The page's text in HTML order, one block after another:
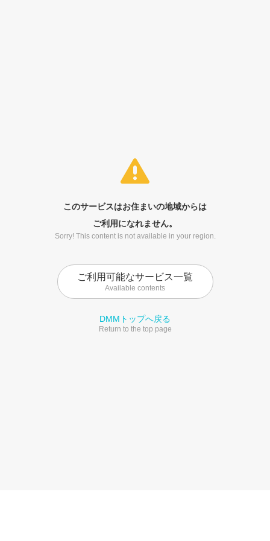
このサービスはお住まいの地域からは
ご利用になれません。
Sorry! This content is not available in your region.
ご利用可能なサービス一覧
Available contents
DMMトップへ戻る
Return to the top page